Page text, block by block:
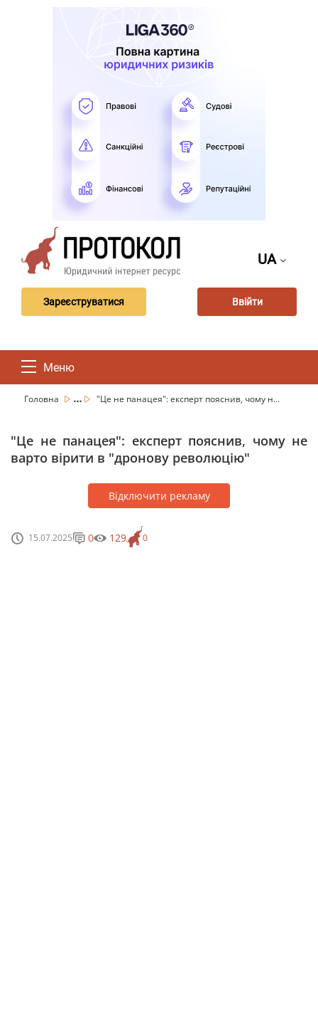
UA
Зареєструватися Ввійти
Меню
Головна ... "Це не панацея": експерт пояснив, чому н...
"Це не панацея": експерт пояснив, чому не
варто вірити в "дронову революцію"
Відключити рекламу
15.07.2025 0
0 129